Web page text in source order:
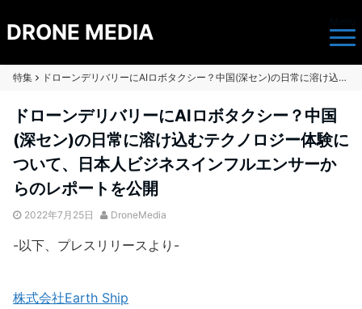
DRONE MEDIA
特集 ドローンデリバリーにAIロボタクシー？中国(深セン)の日常に溶け込むテクノロジー体験について、日本人ビジネスインフルエンサーからのレポートを公開
ドローンデリバリーにAIロボタクシー？中国
(深セン)の日常に溶け込むテクノロジー体験に
ついて、日本人ビジネスインフルエンサーか
らのレポートを公開
2022年7月25日 DroneMedia
-以下、プレスリリースより-
株式会社Earth Ship